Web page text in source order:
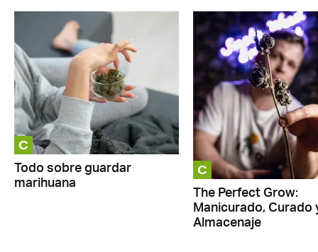
C
Todo sobre guardar
marihuana
C
The Perfect Grow:
Manicurado, Curado
Almacenaje